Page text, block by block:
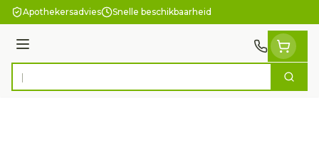
Ga naar de inhoud
Apothekersadvies Snelle beschikbaarheid
Menu
Product, merk, categorie... Zoek